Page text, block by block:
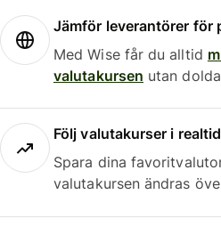
Jämför leverantörer för
Med Wise får du alltid
valutakursen utan
Följ valutakurser i realtid
Spara dina
valutakursen ändras